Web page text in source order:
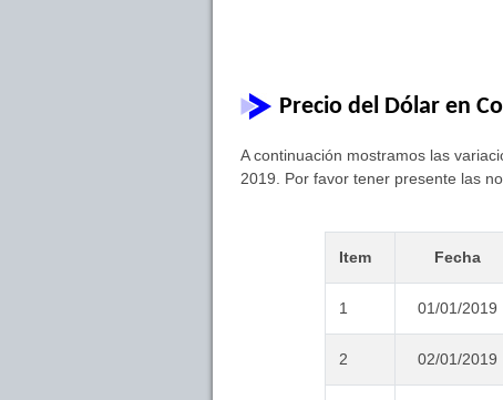
Precio del Dólar en
A continuación mostramos las
2019. Por favor tener presente las
Item Fecha
1 01/01/2019
2 02/01/2019